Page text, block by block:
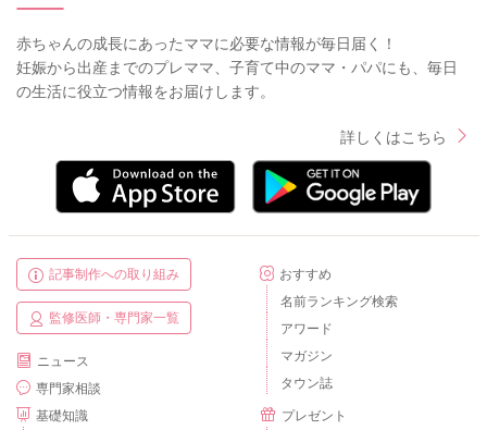
赤ちゃんの成長にあったママに必要な情報が毎日届く！
妊娠から出産までのプレママ、子育て中のママ・パパにも、毎日
の生活に役立つ情報をお届けします。
詳しくはこちら
記事制作への取り組み
監修医師・専門家一覧
ニュース
専門家相談
基礎知識
おすすめ
名前ランキング検索
アワード
マガジン
タウン誌
プレゼント